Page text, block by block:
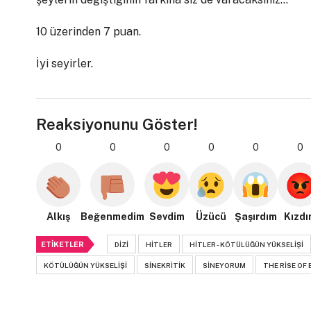
10 üzerinden 7 puan.
İyi seyirler.
Reaksiyonunu Göster!
0
Alkış
0
Beğenmedim
0
Sevdim
0
Üzücü
0
Şaşırdım
0
ETIKETLER DIZI HITLER HITLER - KÖTÜLÜĞÜN YÜKSELIŞI
KÖTÜLÜĞÜN YÜKSELIŞI SINEKRITIK SINEYORUM THE RISE OF